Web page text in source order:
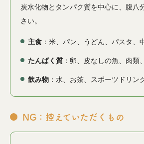
炭水化物とタンパク質を中心に、腹八
さい。
主食 ：米、パン、うどん、パスタ、
たんぱく質 ：卵、皮なしの魚、肉類
飲み物 ：水、お茶、スポーツドリン
NG：控えていただくもの